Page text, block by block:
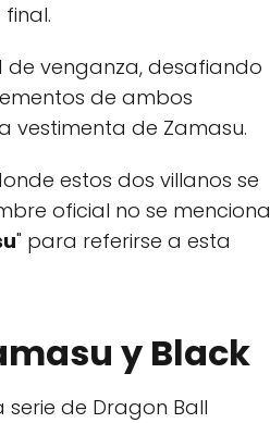
venganza, desafiando
de ambos
vestimenta de Zamasu.
estos dos villanos se
oficial no se menciona
" para referirse a esta
y Black
de Dragon Ball